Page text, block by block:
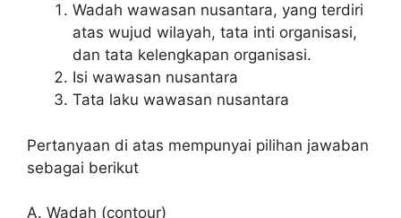
Wadah wawasan nusantara, yang terdiri
atas wujud wilayah, tata inti organisasi,
dan tata kelengkapan organisasi.
Isi wawasan nusantara
Tata laku wawasan nusantara
Pertanyaan di atas mempunyai pilihan jawaban
sebagai berikut
A. Wadah (contour)